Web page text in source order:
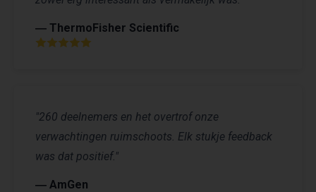
― ThermoFisher Scientific
"260 deelnemers en het overtrof onze
verwachtingen ruimschoots. Elk stukje feedback
was dat positief."
― AmGen